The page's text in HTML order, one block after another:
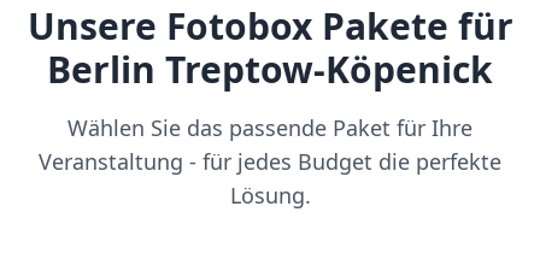
Unsere Fotobox Pakete für
Berlin Treptow-Köpenick
Wählen Sie das passende Paket für Ihre
Veranstaltung - für jedes Budget die perfekte
Lösung.